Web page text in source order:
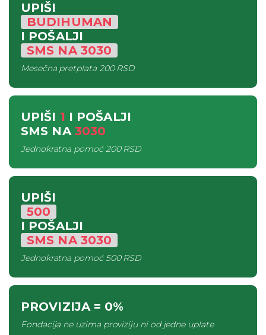
UPIŠI
BUDIHUMAN
I POŠALJI
SMS NA3030
Mesečna pretplata200 RSD
UPIŠI 1 I POŠALJI
SMS NA 3030
Jednokratna pomoć200 RSD
UPIŠI
500
I POŠALJI
SMS NA3030
Jednokratna pomoć500 RSD
PROVIZIJA= 0%
Fondacija ne uzima proviziju ni od jedne uplate